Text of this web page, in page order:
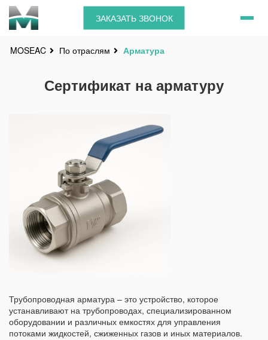
ЗАКАЗАТЬ ЗВОНОК
MOSEAC По отраслям Арматура
Сертификат на арматуру
Трубопроводная арматура – это устройство, которое
устанавливают на трубопроводах, специализированном
оборудовании и различных емкостях для управления
потоками жидкостей, сжиженных газов и иных материалов.